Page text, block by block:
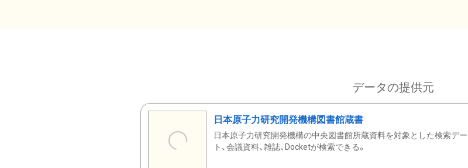
データの提供元
日本原子力研究開発機構図書館蔵書
日本原子力研究開発機構の中央図書館所蔵資料を対象とした検索デ
ト、会議資料、雑誌、Docketが検索できる。